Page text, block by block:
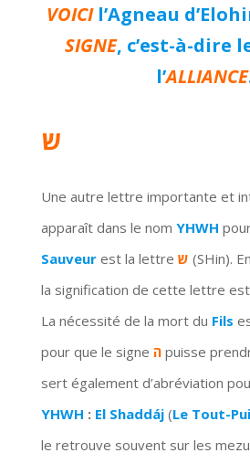
VOICIl’Agneau
SIGNE, c’est-à-dire
l’ALLIANCE
ש
Une autre lettre importante et
apparaît dans le nom YHWH
Sauveur est la lettre ש (SHin).
la signification de cette lettre
La nécessité de la mort du Fils
pour que le signe ה puisse
sert également d’abréviation
YHWH :El Shaddáj(Le Tout-
le retrouve souvent sur les